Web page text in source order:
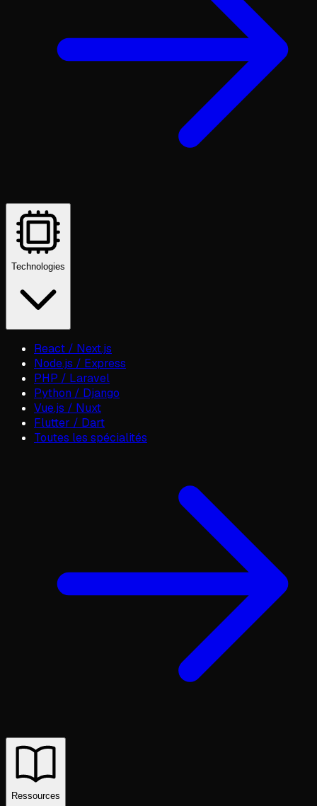
Technologies
React / Next.js
Node.js / Express
PHP / Laravel
Python / Django
Vue.js / Nuxt
Flutter / Dart
Toutes les spécialités
Ressources